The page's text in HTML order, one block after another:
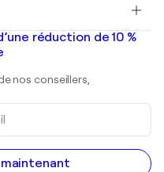
réduction de 10 %
nos conseillers,